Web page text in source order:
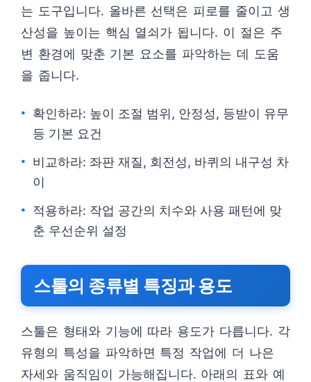
는 도구입니다. 올바른 선택은 피로를 줄이고 생
산성을 높이는 핵심 열쇠가 됩니다. 이 절은 주
변 환경에 맞춘 기본 요소를 파악하는 데 도움
을 줍니다.
확인하라: 높이 조절 범위, 안정성, 등받이 유무
등 기본 요건
비교하라: 좌판 재질, 회전성, 바퀴의 내구성 차
이
적용하라: 작업 공간의 치수와 사용 패턴에 맞
춘 우선순위 설정
스툴의 종류별 특징과 용도
스툴은 형태와 기능에 따라 용도가 다릅니다. 각
유형의 특성을 파악하면 특정 작업에 더 나은
자세와 움직임이 가능해집니다. 아래의 표와 예